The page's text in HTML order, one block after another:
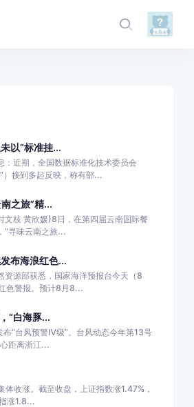
以“标准挂...
：近期，全国数据标准化技术委员会
）接到多起反映，称有部...
之旅”精...
文枝 黄欣媛)8日，在第四届云南国际餐
“寻味云南之旅...
布海浪红色...
资源部获悉，国家海洋预报台今天（8
色警报。预计8月8...
“白海豚...
“台风预警Ⅳ级”。台风动态今年第13号
距离浙江...
收涨。截至收盘，上证指数涨1.47%，
涨1.8...